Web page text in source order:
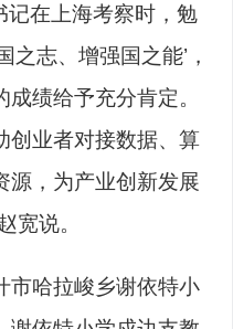
记在上海考察时，勉
之志、增强国之能’，
绩给予充分肯定。
创业者对接数据、算
源，为产业创新发展
宽说。
市哈拉峻乡谢依特小